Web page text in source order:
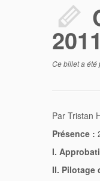
2011
Ce billet a été
Par Tristan
Présence :
I.
II. Pilotage